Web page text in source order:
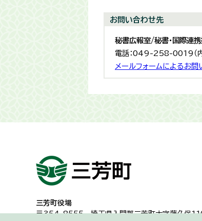
お問い合わせ先
秘書広報室/秘書・国際連
電話：049-258-0019
メールフォームによるお問
三芳町役場
〒354-8555埼玉県入間郡三芳町大字藤久保